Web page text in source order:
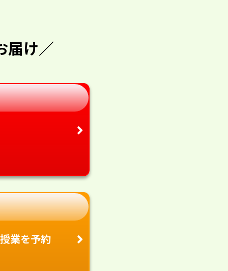
届け／
授業を予約